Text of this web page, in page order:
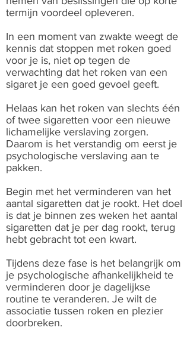
termijn voordeel opleveren.
In een moment van zwakte weegt de
kennis dat stoppen met roken goed
voor je is, niet op tegen de
verwachting dat het roken van een
sigaret je een goed gevoel geeft.
Helaas kan het roken van slechts één
of twee sigaretten voor een nieuwe
lichamelijke verslaving zorgen.
Daarom is het verstandig om eerst je
psychologische verslaving aan te
pakken.
Begin met het verminderen van het
aantal sigaretten dat je rookt. Het doel
is dat je binnen zes weken het aantal
sigaretten dat je per dag rookt, terug
hebt gebracht tot een kwart.
Tijdens deze fase is het belangrijk om
je psychologische afhankelijkheid te
verminderen door je dagelijkse
routine te veranderen. Je wilt de
associatie tussen roken en plezier
doorbreken.